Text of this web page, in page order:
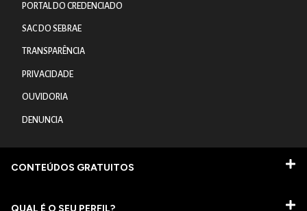
PORTAL DO CREDENCIADO
SAC DO SEBRAE
TRANSPARÊNCIA
PRIVACIDADE
OUVIDORIA
DENUNCIA
CONTEÚDOS GRATUITOS
QUAL É O SEU PERFIL?